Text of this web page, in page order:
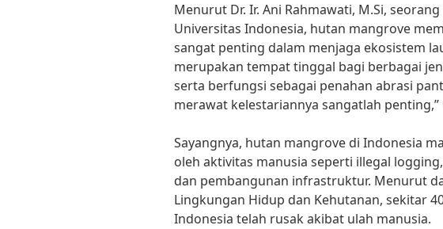
Menurut Dr. Ir. Ani Rahmawati, M.Si,
Universitas Indonesia, hutan mangrove
sangat penting dalam menjaga ekosistem
merupakan tempat tinggal bagi berbagai
serta berfungsi sebagai penahan abrasi
merawat kelestariannya sangatlah penting,”
Sayangnya, hutan mangrove di Indonesia
oleh aktivitas manusia seperti illegal
dan pembangunan infrastruktur. Menurut
Lingkungan Hidup dan Kehutanan, sekitar
Indonesia telah rusak akibat ulah manusia.